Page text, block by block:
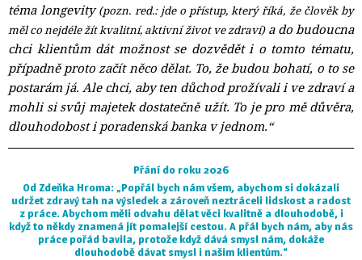
téma longevity(pozn. red.: jde o přístup, který říká, že člověk by
měl co nejdéle žít kvalitní, aktivní život ve zdraví)a do budoucna
chci klientům dát možnost se dozvědět i o tomto tématu,
případně proto začít něco dělat. To, že budou bohatí, o to se
postarám já. Ale chci, aby ten důchod prožívali i ve zdraví a
mohli si svůj majetek dostatečně užít. To je pro mě důvěra,
dlouhodobost i poradenská banka v jednom.“
Přání do roku 2026
Od Zdeňka Hroma:„Popřál bych nám všem, abychom si dokázali
udržet zdravý tah na výsledek a zároveň neztráceli lidskost a radost
z práce. Abychom měli odvahu dělat věci kvalitně a dlouhodobě, i
když to někdy znamená jít pomalejší cestou. A přál bych nám, aby nás
práce pořád bavila, protože když dává smysl nám, dokáže
dlouhodobě dávat smysl i našim klientům.“